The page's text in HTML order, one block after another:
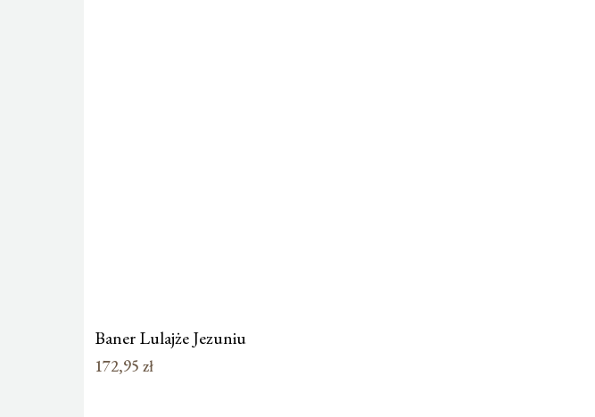
Baner Lulajże Jezuniu
172,95 zł